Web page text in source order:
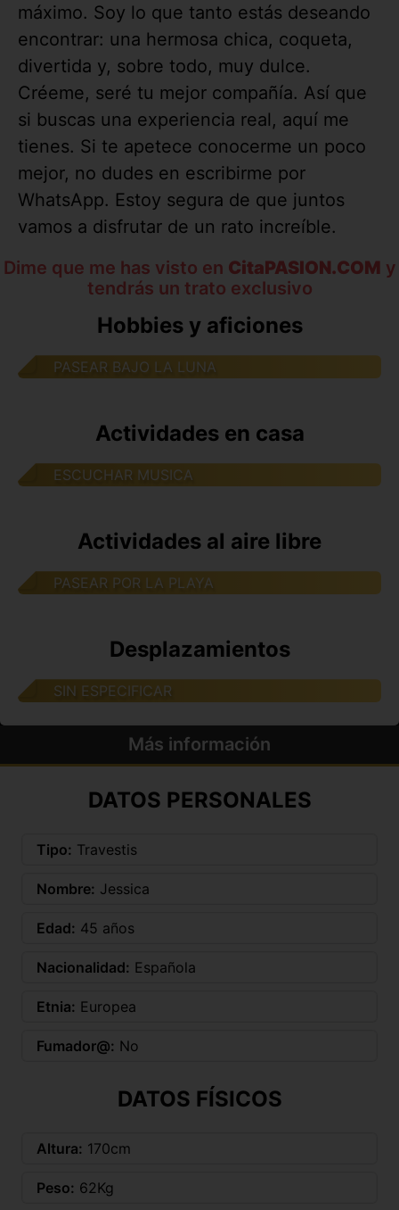
máximo. Soy lo que tanto estás deseando
encontrar: una hermosa chica, coqueta,
divertida y, sobre todo, muy dulce.
Créeme, seré tu mejor compañía. Así que
si buscas una experiencia real, aquí me
tienes. Si te apetece conocerme un poco
mejor, no dudes en escribirme por
WhatsApp. Estoy segura de que juntos
vamos a disfrutar de un rato increíble.
Dime que me has visto en CitaPASION.COM y
tendrás un trato exclusivo
Hobbies y aficiones
PASEAR BAJO LA LUNA
Actividades en casa
ESCUCHAR MUSICA
Actividades al aire libre
PASEAR POR LA PLAYA
Desplazamientos
SIN ESPECIFICAR
Más información
DATOS PERSONALES
Tipo: Travestis
Nombre: Jessica
Edad: 45 años
Nacionalidad: Española
Etnia: Europea
Fumador@: No
DATOS FÍSICOS
Altura: 170cm
Peso: 62Kg